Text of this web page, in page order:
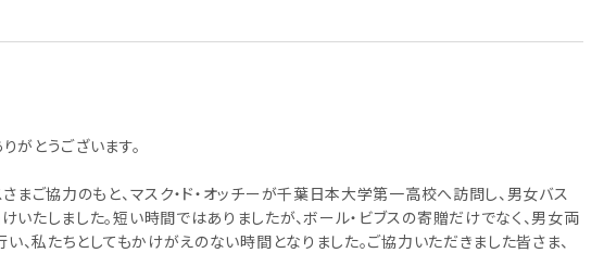
がとうございます。
まご協力のもと、マスク・ド・オッチーが千葉日本大学第一高校へ訪問し、男女バス
たしました。短い時間ではありましたが、ボール・ビブスの寄贈だけでなく、男女両
、私たちとしてもかけがえのない時間となりました。ご協力いただきました皆さま、